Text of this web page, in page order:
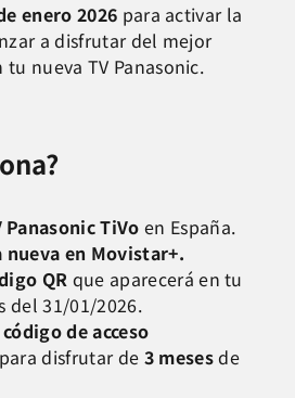
enero 2026 para activar la
a disfrutar del mejor
nueva TV Panasonic.
TiVo en España.
en Movistar+.
QR que aparecerá en tu
del 31/01/2026.
código de acceso
para disfrutar de 3 mesesde